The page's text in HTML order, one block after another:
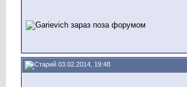
03.02.2014, 19:48